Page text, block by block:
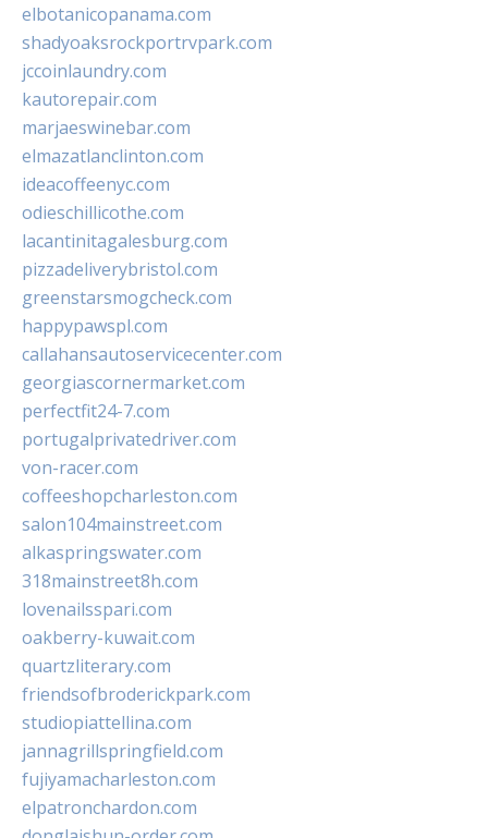
elbotanicopanama.com
shadyoaksrockportrvpark.com
jccoinlaundry.com
kautorepair.com
marjaeswinebar.com
elmazatlanclinton.com
ideacoffeenyc.com
odieschillicothe.com
lacantinitagalesburg.com
pizzadeliverybristol.com
greenstarsmogcheck.com
happypawspl.com
callahansautoservicecenter.com
georgiascornermarket.com
perfectfit24-7.com
portugalprivatedriver.com
von-racer.com
coffeeshopcharleston.com
salon104mainstreet.com
alkaspringswater.com
318mainstreet8h.com
lovenailsspari.com
oakberry-kuwait.com
quartzliterary.com
friendsofbroderickpark.com
studiopiattellina.com
jannagrillspringfield.com
fujiyamacharleston.com
elpatronchardon.com